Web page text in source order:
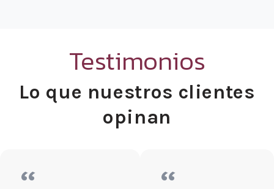
Testimonios
Lo que nuestros clientes
opinan